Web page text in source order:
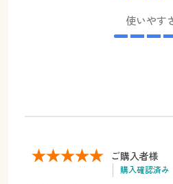
使いやす
ご購入者様
購入確認済み